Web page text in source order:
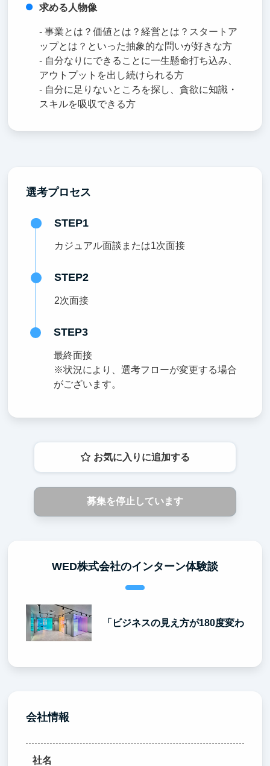
求める人物像
- 事業とは？価値とは？経営とは？スタートア
ップとは？といった抽象的な問いが好きな方
- 自分なりにできることに一生懸命打ち込み、
アウトプットを出し続けられる方
- 自分に足りないところを探し、貪欲に知識・
スキルを吸収できる方
選考プロセス
STEP1
カジュアル面談または1次面接
STEP2
2次面接
STEP3
最終面接
※状況により、選考フローが変更する場合
がございます。
お気に入りに追加する
募集を停止しています
WED株式会社のインターン体験談
「ビジネスの見え方が180度変わっ
会社情報
社名